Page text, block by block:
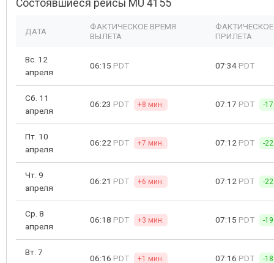
Состоявшиеся рейсы MU 4155
ДАТА
ФАКТИЧЕСКОЕ ВРЕМЯ
ВЫЛЕТА
ПРИЛЕТА
Вс. 12
апреля
06:15 PDT 07:34 PDT
Сб. 11
апреля
06:23 PDT +8 мин. 07:17 PDT -
Пт. 10
апреля
06:22 PDT +7 мин. 07:12 PDT -
Чт. 9
апреля
06:21 PDT +6 мин. 07:12 PDT -
Ср. 8
апреля
06:18 PDT +3 мин. 07:15 PDT -
Вт. 7
06:16 PDT +1 мин. 07:16 PDT -